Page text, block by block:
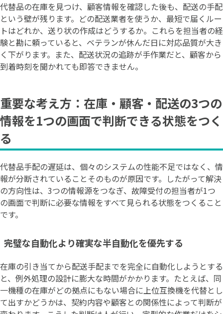
代替品の在庫を見つけ、顧客情報を確認した後も、配送の手配
という壁が残ります。どの配送業者を使うか、最短で届くルー
トはどれか、送り状の作成はどうするか。これらを担当者の経
験と勘に頼っていると、ベテランが休んだ日に対応品質が大き
く下がります。また、配送状況の追跡が手作業だと、顧客から
到着時刻を聞かれても即答できません。
重要な考え方：在庫・顧客・配送の3つの
情報を1つの画面で判断できる状態をつく
る
代替品手配の遅延は、個々のシステムの性能不足ではなく、情
報が分断されていることそのものが原因です。したがって解決
の方向性は、3つの情報源をつなぎ、故障受付の担当者が1つ
の画面で判断に必要な情報をすべて見られる状態をつくること
です。
完璧な自動化より確実な半自動化を優先する
在庫の引き当てから配送手配までを完全に自動化しようとする
と、例外処理の設計に膨大な時間がかかります。たとえば、同
一機種の在庫がどの拠点にもない場合に上位互換機を代替とし
て出すかどうかは、契約内容や顧客との関係性によって判断が